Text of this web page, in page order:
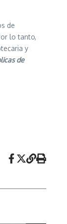
de
lo tanto,
y
de